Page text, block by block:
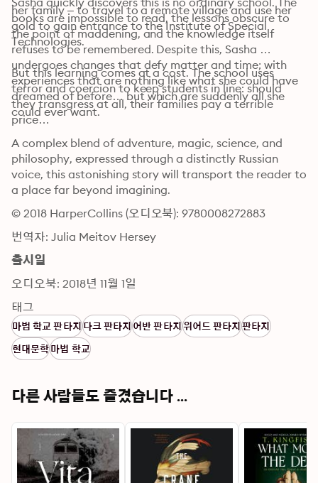
her family – to travel to a remote village and use her
gold to gain entrance to the Institute of Special
Technologies.
books are impossible to read, the lessons obscure to
the point of maddening, and the knowledge itself
refuses to be remembered. Despite this, Sasha
undergoes changes that defy matter and time; with
experiences that are nothing like what she could have
dreamed of before… but which are suddenly all she
could ever want.
But this learning comes at a cost. The school uses
terror and coercion to keep students in line: should
they transgress at all, their families pay a terrible
price…
A complex blend of adventure, magic, science, and
philosophy, expressed through a distinctly Russian
voice, this astonishing story will transport the reader to
a place far beyond imagining.
© 2018 HarperCollins (오디오북): 9780008272883
번역자: Julia Meitov Hersey
출시일
오디오북: 2018년 11월 1일
태그
마법 학교 판타지다크 판타지어반 판타지위어드 판타지판타지
현대문학마법 학교
다른 사람들도 즐겼습니다 ...